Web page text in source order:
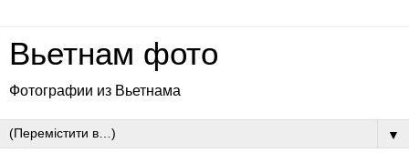
Вьетнам фото
Фотографии из Вьетнама
▼